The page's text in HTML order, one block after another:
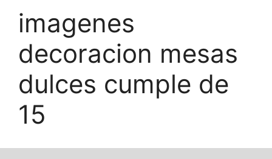
imagenes
decoracion mesas
dulces cumple de
15